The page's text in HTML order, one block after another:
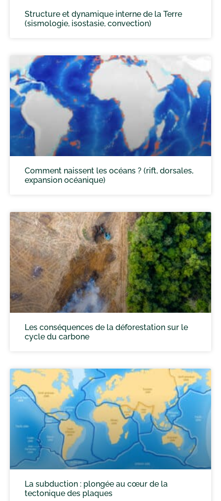
Structure et dynamique interne de la Terre
(sismologie, isostasie, convection)
Comment naissent les océans ? (rift, dorsales,
expansion océanique)
Les conséquences de la déforestation sur le
cycle du carbone
La subduction : plongée au cœur de la
tectonique des plaques